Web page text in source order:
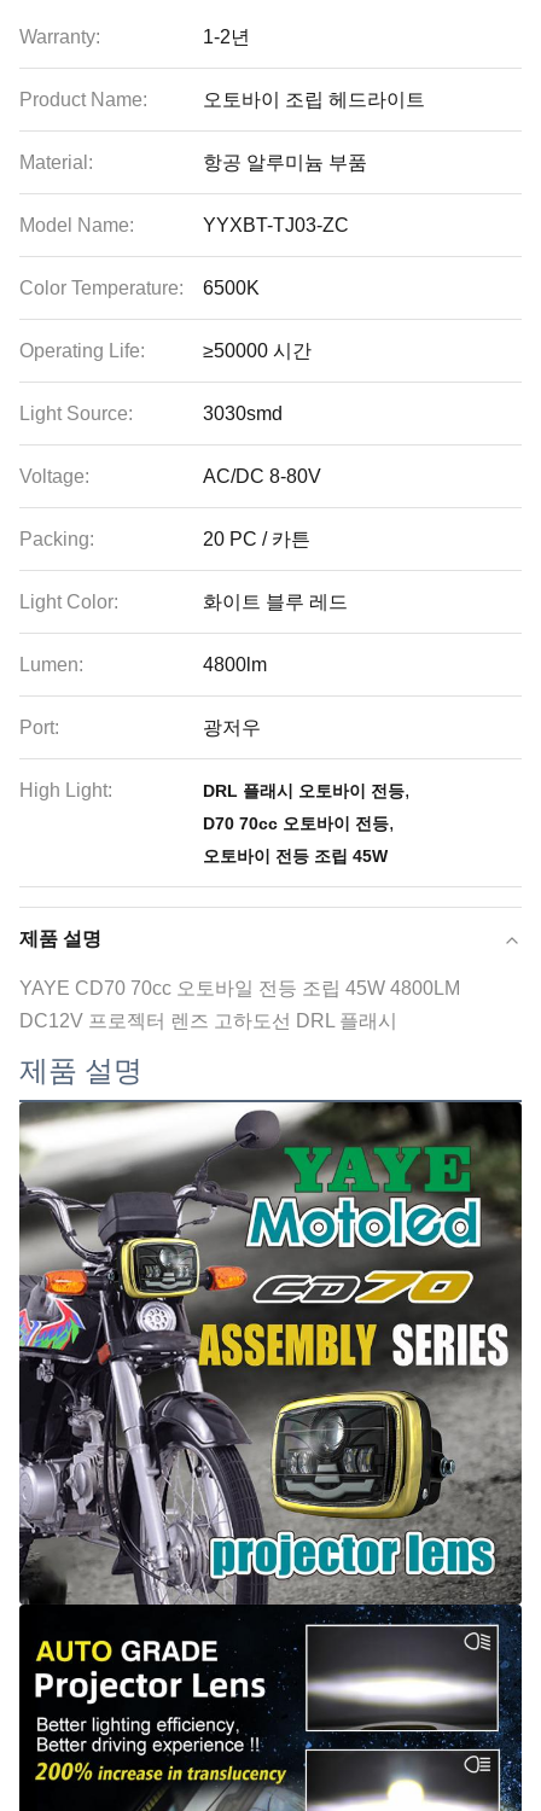
Warranty: 1-2년
Product Name: 오토바이 조립 헤드라이트
Material: 항공 알루미늄 부품
Model Name: YYXBT-TJ03-ZC
Color Temperature: 6500K
Operating Life: ≥50000 시간
Light Source: 3030smd
Voltage: AC/DC 8-80V
Packing: 20 PC / 카튼
Light Color: 화이트 블루 레드
Lumen: 4800lm
Port: 광저우
High Light: DRL 플래시 오토바이 전등,
D70 70cc 오토바이 전등,
오토바이 전등 조립 45W
제품 설명
YAYE CD70 70cc 오토바일 전등 조립 45W 4800LM
DC12V 프로젝터 렌즈 고하도선 DRL 플래시
제품 설명